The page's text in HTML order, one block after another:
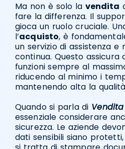
Ma non è solo la vendita
fare la differenza. Il
gioca un ruolo cruciale.
l’acquisto, è
un servizio di assistenza e
continua. Questo
funzioni sempre al
riducendo al minimo i
mantenendo alta la
Quando si parla di
essenziale considerare
sicurezza. Le aziende
dati sensibili siano